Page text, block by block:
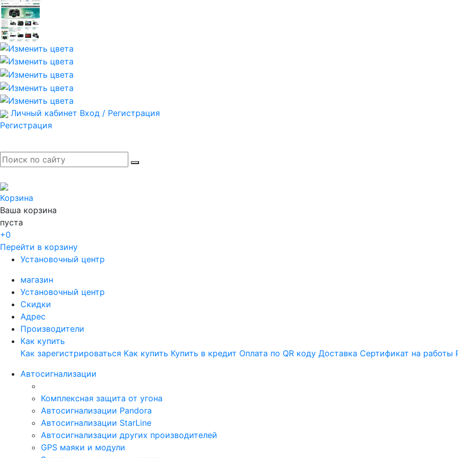
Личный кабинет Вход / Регистрация
Регистрация
Корзина
Ваша корзина
пуста
+0
Перейти в корзину
Установочный центр
магазин
Установочный центр
Скидки
Адрес
Производители
Как купить
Как зарегистрироваться Как купить Купить в кредит Оплата по QR коду Доставка Сертификат на работы
Автосигнализации
Комплексная защита от угона
Автосигнализации Pandora
Автосигнализации StarLine
Автосигнализации других производителей
GPS маяки и модули